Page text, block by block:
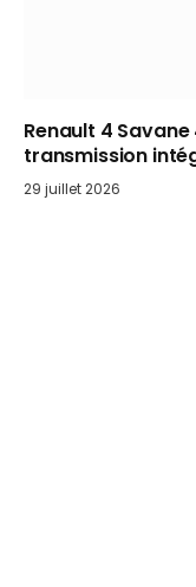
Renault 4
transmission
29 juillet 2026